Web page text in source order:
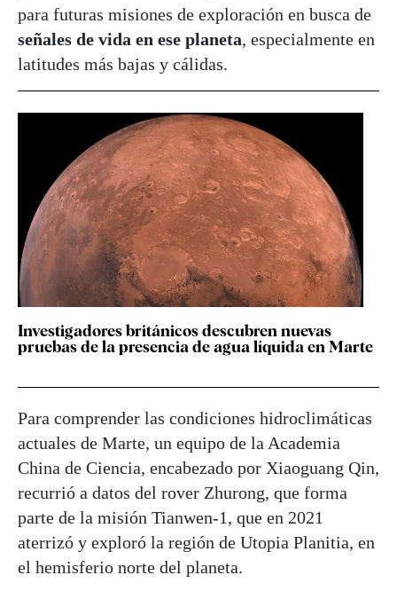
para futuras misiones de exploración en busca de
señales de vida en ese planeta, especialmente en
latitudes más bajas y cálidas.
Investigadores británicos descubren nuevas
pruebas de la presencia de agua líquida en Marte
Para comprender las condiciones hidroclimáticas
actuales de Marte, un equipo de la Academia
China de Ciencia, encabezado por Xiaoguang Qin,
recurrió a datos del rover Zhurong, que forma
parte de la misión Tianwen-1, que en 2021
aterrizó y exploró la región de Utopia Planitia, en
el hemisferio norte del planeta.